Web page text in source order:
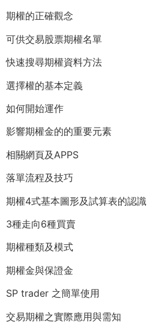
期權的正確觀念
可供交易股票期權名單
快速搜尋期權資料方法
選擇權的基本定義
如何開始運作
影響期權金的的重要元素
相關網頁及APPS
落單流程及技巧
期權4式基本圖形及試算表的認識
3種走向6種買賣
期權種類及模式
期權金與保證金
SP trader 之簡單使用
交易期權之實際應用與需知